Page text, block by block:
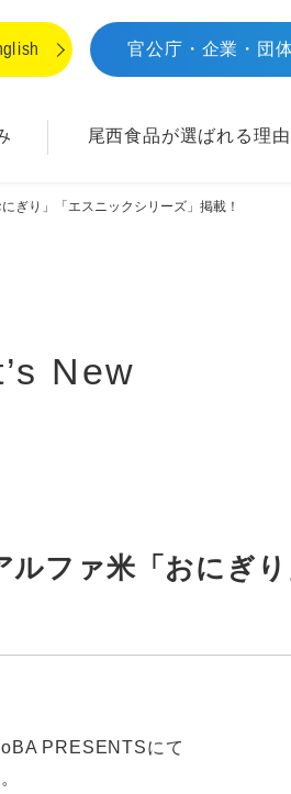
官公庁・企業・団
尾西食品が選ばれる理由
ぎり」「エスニックシリーズ」掲載！
New
ファ米「おにぎ
PRESENTSにて